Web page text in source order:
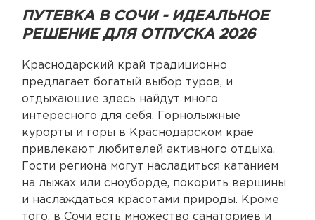
ПУТЕВКА В СОЧИ - ИДЕАЛЬНОЕ
РЕШЕНИЕ ДЛЯ ОТПУСКА 2026
Краснодарский край традиционно
предлагает богатый выбор туров, и
отдыхающие здесь найдут много
интересного для себя. Горнолыжные
курорты и горы в Краснодарском крае
привлекают любителей активного отдыха.
Гости региона могут насладиться катанием
на лыжах или сноуборде, покорить вершины
и наслаждаться красотами природы. Кроме
того, в Сочи есть множество санаториев и